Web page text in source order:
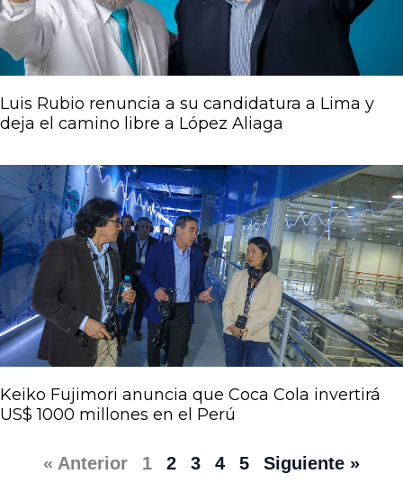
Luis Rubio renuncia a su candidatura a Lima y
deja el camino libre a López Aliaga
Keiko Fujimori anuncia que Coca Cola invertirá
US$ 1000 millones en el Perú
« Anterior 1 2 3 4 5 Siguiente »